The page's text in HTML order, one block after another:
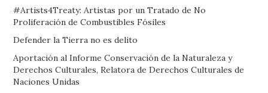
#Artists4Treaty: Artistas por un Tratado de No
Proliferación de Combustibles Fósiles
Defender la Tierra no es delito
Aportación al Informe Conservación de la Naturaleza y
Derechos Culturales, Relatora de Derechos Culturales de
Naciones Unidas